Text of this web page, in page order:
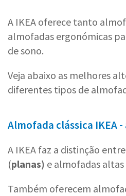
A IKEA oferece tanto
almofadas ergonómicas
de sono.
Veja abaixo as melhores
diferentes tipos de
Almofada clássica IKEA
A IKEA faz a distinção
(planas) e almofadas altas
Também oferecem